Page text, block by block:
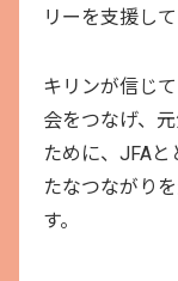
リーを支援して
キリンが信じ
会をつなげ、
ために、JFA
たなつながり
す。